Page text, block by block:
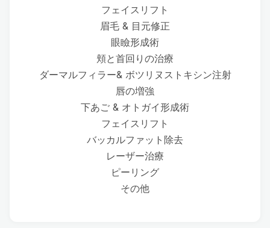
フェイスリフト
眉毛 & 目元修正
眼瞼形成術
頬と首回りの治療
ダーマルフィラー& ボツリヌストキシン注射
唇の増強
下あご & オトガイ形成術
フェイスリフト
バッカルファット除去
レーザー治療
ピーリング
その他